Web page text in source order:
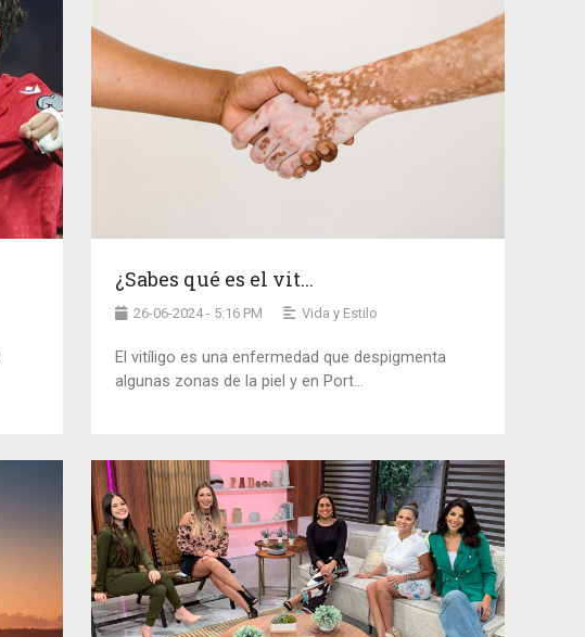
¿Sabes qué es el vit...
26-06-2024 - 5:16 PM Vida y Estilo
El vitíligo es una enfermedad que despigmenta
algunas zonas de la piel y en Port...